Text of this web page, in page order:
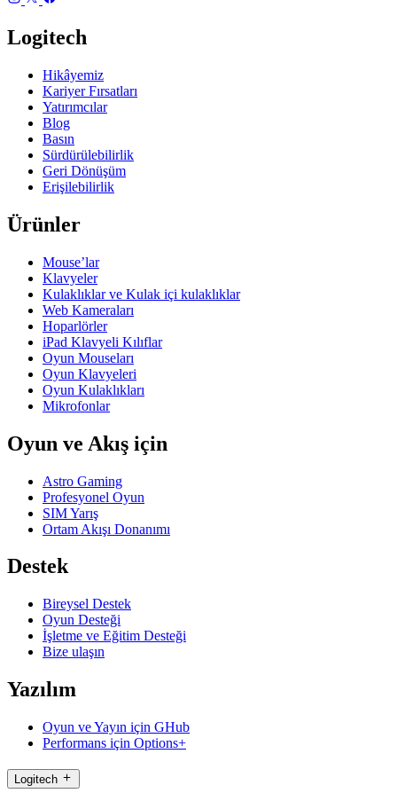
Logitech
Hikâyemiz
Kariyer Fırsatları
Yatırımcılar
Blog
Basın
Sürdürülebilirlik
Geri Dönüşüm
Erişilebilirlik
Ürünler
Mouse’lar
Klavyeler
Kulaklıklar ve Kulak içi kulaklıklar
Web Kameraları
Hoparlörler
iPad Klavyeli Kılıflar
Oyun Mouseları
Oyun Klavyeleri
Oyun Kulaklıkları
Mikrofonlar
Oyun ve Akış için
Astro Gaming
Profesyonel Oyun
SIM Yarış
Ortam Akışı Donanımı
Destek
Bireysel Destek
Oyun Desteği
İşletme ve Eğitim Desteği
Bize ulaşın
Yazılım
Oyun ve Yayın için GHub
Performans için Options+
Logitech